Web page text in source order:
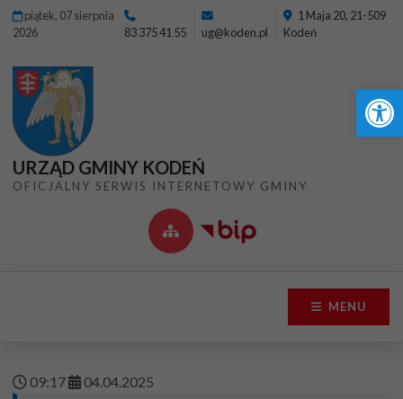
piątek, 07 sierpnia
2026
83 375 41 55 ug@koden.pl
1 Maja 20, 21-509
Kodeń
URZĄD GMINY KODEŃ
OFICJALNY SERWIS INTERNETOWY GMINY
MENU
09:17 04.04.2025